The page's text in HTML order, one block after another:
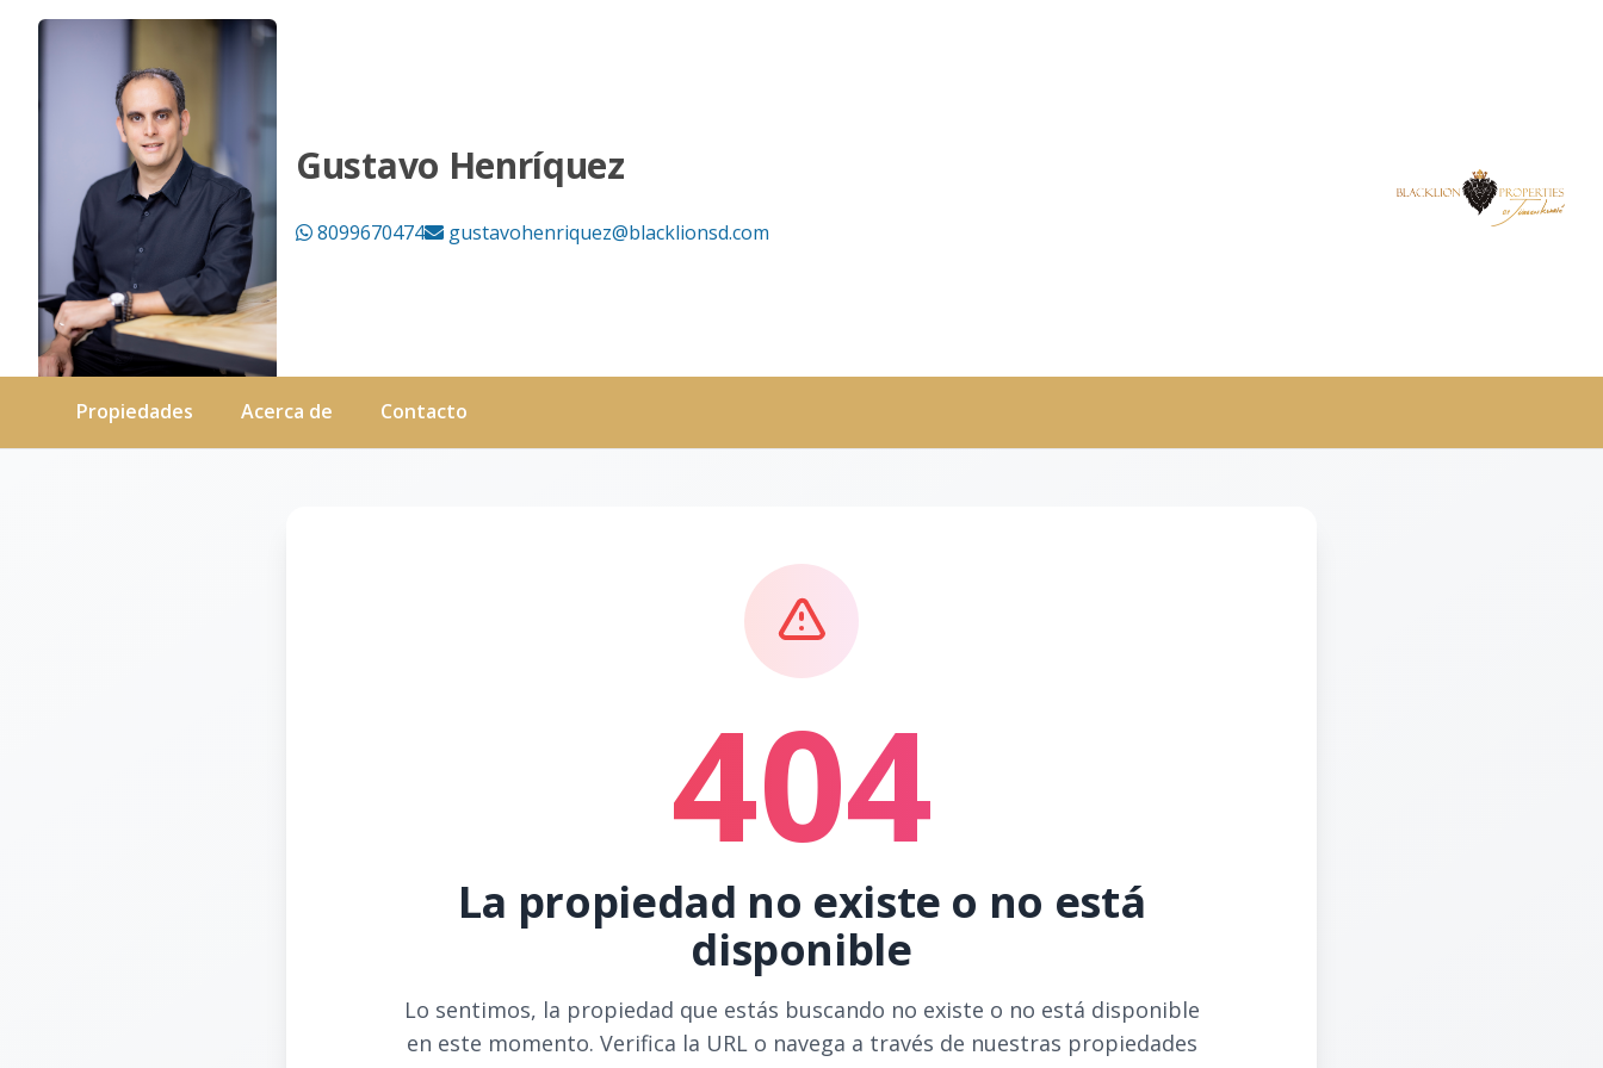
Gustavo Henríquez
8099670474 gustavohenriquez@blacklionsd.com
Propiedades Acerca de Contacto
404
La propiedad no existe o no está
disponible
Lo sentimos, la propiedad que estás buscando no existe o no está disponible
en este momento. Verifica la URL o navega a través de nuestras propiedades
Página no encontrada - Black Lion Properties